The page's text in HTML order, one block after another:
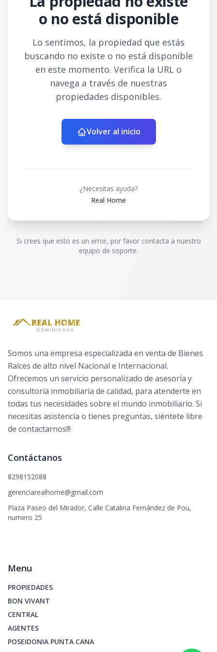
o no está disponible
Lo sentimos, la propiedad que estás
buscando no existe o no está disponible
en este momento. Verifica la URL o
navega a través de nuestras
propiedades disponibles.
Volver al inicio
¿Necesitas ayuda?
Real Home
Si crees que esto es un error, por favor contacta a nuestro
equipo de soporte.
Somos una empresa especializada en venta de Bienes
Raíces de alto nivel Nacional e Internacional.
Ofrecemos un servicio personalizado de asesoría y
consultoría inmobiliaria de calidad, para atenderte en
todas tus necesidades sobre el mundo inmobiliario. Si
necesitas asistencia o tienes preguntas, siéntete libre
de contactarnos!!!
Contáctanos
8298152088
gerenciarealhome@gmail.com
Plaza Paseo del Mirador, Calle Catalina Fernández de Pou,
numero 25
Menu
PROPIEDADES
BON VIVANT
CENTRAL
AGENTES
POSEIDONIA PUNTA CANA